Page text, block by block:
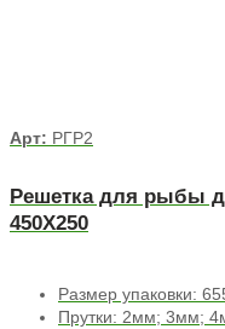
Арт: РГР2
Решетка для рыбы
450Х250
Размер упаковки:
Прутки: 2мм; 3мм;